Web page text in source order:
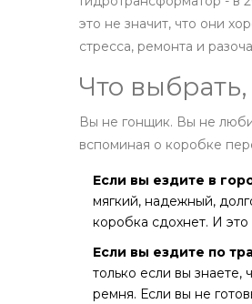
это не значит, что они
стресса, ремонта и
Что
Вы не гонщик. Вы не
вспоминая о коробке
Если вы ездите в
мягкий, надежный,
коробка сдохнет. И
Если вы ездите по
только если вы знаете,
ремня. Если вы не